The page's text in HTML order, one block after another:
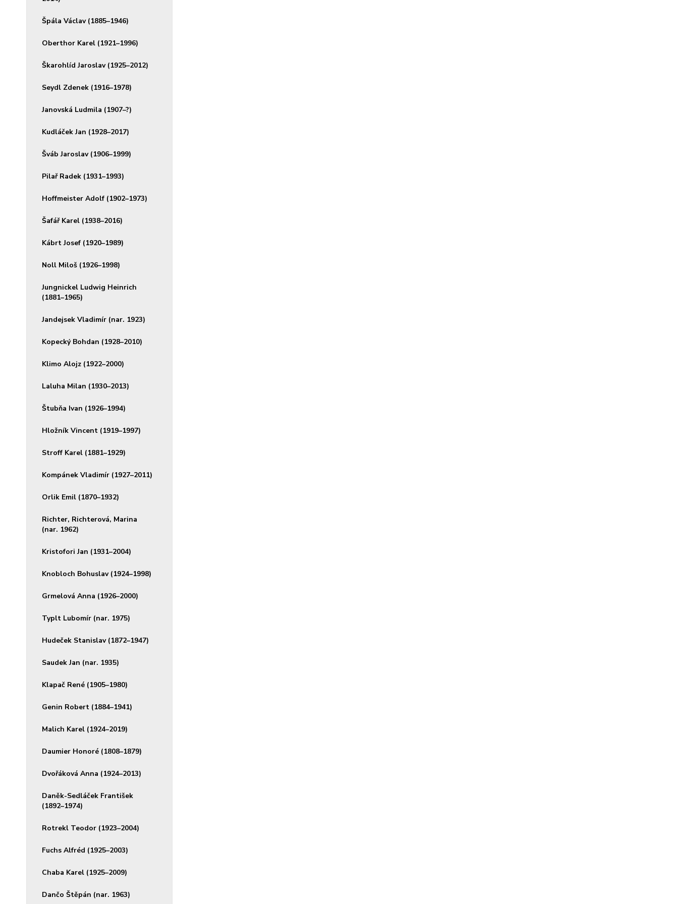
Špála Václav (1885–1946)
Oberthor Karel (1921–1996)
Škarohlíd Jaroslav (1925–2012)
Seydl Zdenek (1916–1978)
Janovská Ludmila (1907–?)
Kudláček Jan (1928–2017)
Šváb Jaroslav (1906–1999)
Pilař Radek (1931–1993)
Hoffmeister Adolf (1902–1973)
Šafář Karel (1938–2016)
Kábrt Josef (1920–1989)
Noll Miloš (1926–1998)
Jungnickel Ludwig Heinrich
(1881–1965)
Jandejsek Vladimír (nar. 1923)
Kopecký Bohdan (1928–2010)
Klimo Alojz (1922–2000)
Laluha Milan (1930–2013)
Štubňa Ivan (1926–1994)
Hložník Vincent (1919–1997)
Stroff Karel (1881–1929)
Kompánek Vladimír (1927–2011)
Orlik Emil (1870–1932)
Richter, Richterová, Marina
(nar. 1962)
Kristofori Jan (1931–2004)
Knobloch Bohuslav (1924–1998)
Grmelová Anna (1926–2000)
Typlt Lubomír (nar. 1975)
Hudeček Stanislav (1872–1947)
Saudek Jan (nar. 1935)
Klapač René (1905–1980)
Genin Robert (1884–1941)
Malich Karel (1924–2019)
Daumier Honoré (1808–1879)
Dvořáková Anna (1924–2013)
Daněk-Sedláček František
(1892–1974)
Rotrekl Teodor (1923–2004)
Fuchs Alfréd (1925–2003)
Chaba Karel (1925–2009)
Dančo Štěpán (nar. 1963)